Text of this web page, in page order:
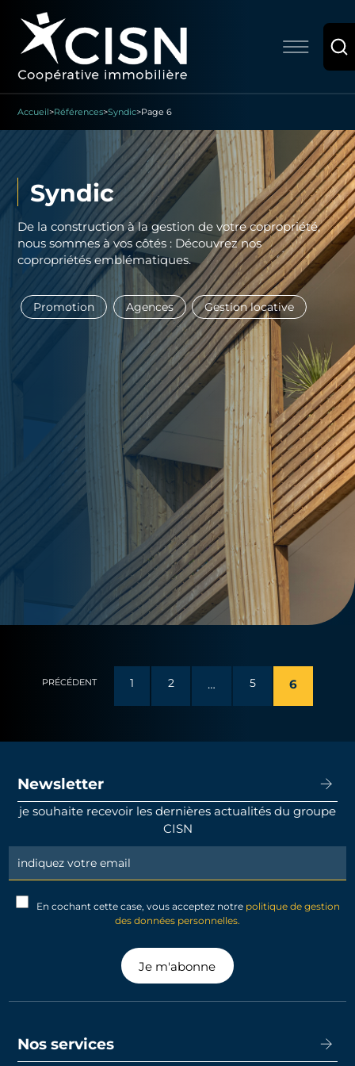
Accueil>Références>Syndic>Page 6
Syndic
De la construction à la gestion de votre copropriété,
nous sommes à vos côtés : Découvrez nos
copropriétés emblématiques.
Promotion Agences Gestion locative
PRÉCÉDENT 1 2 … 5 6
Newsletter
je souhaite recevoir les dernières actualités du groupe
CISN
Newsletter
Signup
En cochant cette case, vous acceptez notre politique de gestion
des données personnelles.
Je m'abonne
Nos services